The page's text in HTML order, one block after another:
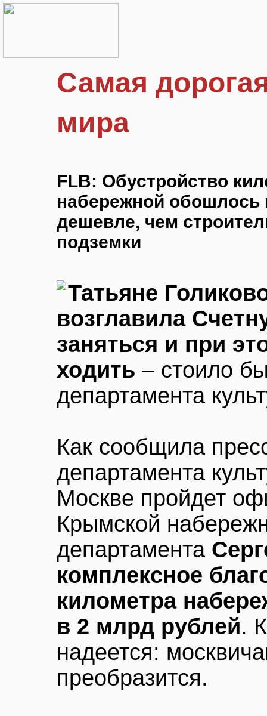
Самая
мира
FLB: Обустройство
набережной обошлось
дешевле, чем
подземки
Татьяне
возглавила
заняться и при
ходить – стоило
департамента
Как сообщила
департамента
Москве пройдет
Крымской
департамента
комплексное
километра
в 2 млрд рублей.
надеется:
преобразится.